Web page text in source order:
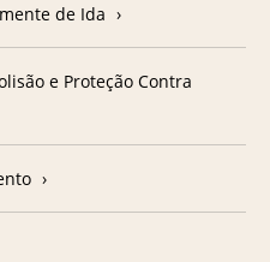
de Ida
e Proteção Contra